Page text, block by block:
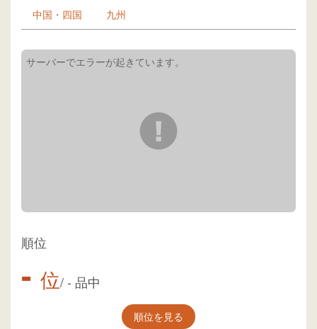
中国・四国 九州
順位
- 位/- 品中
順位を見る